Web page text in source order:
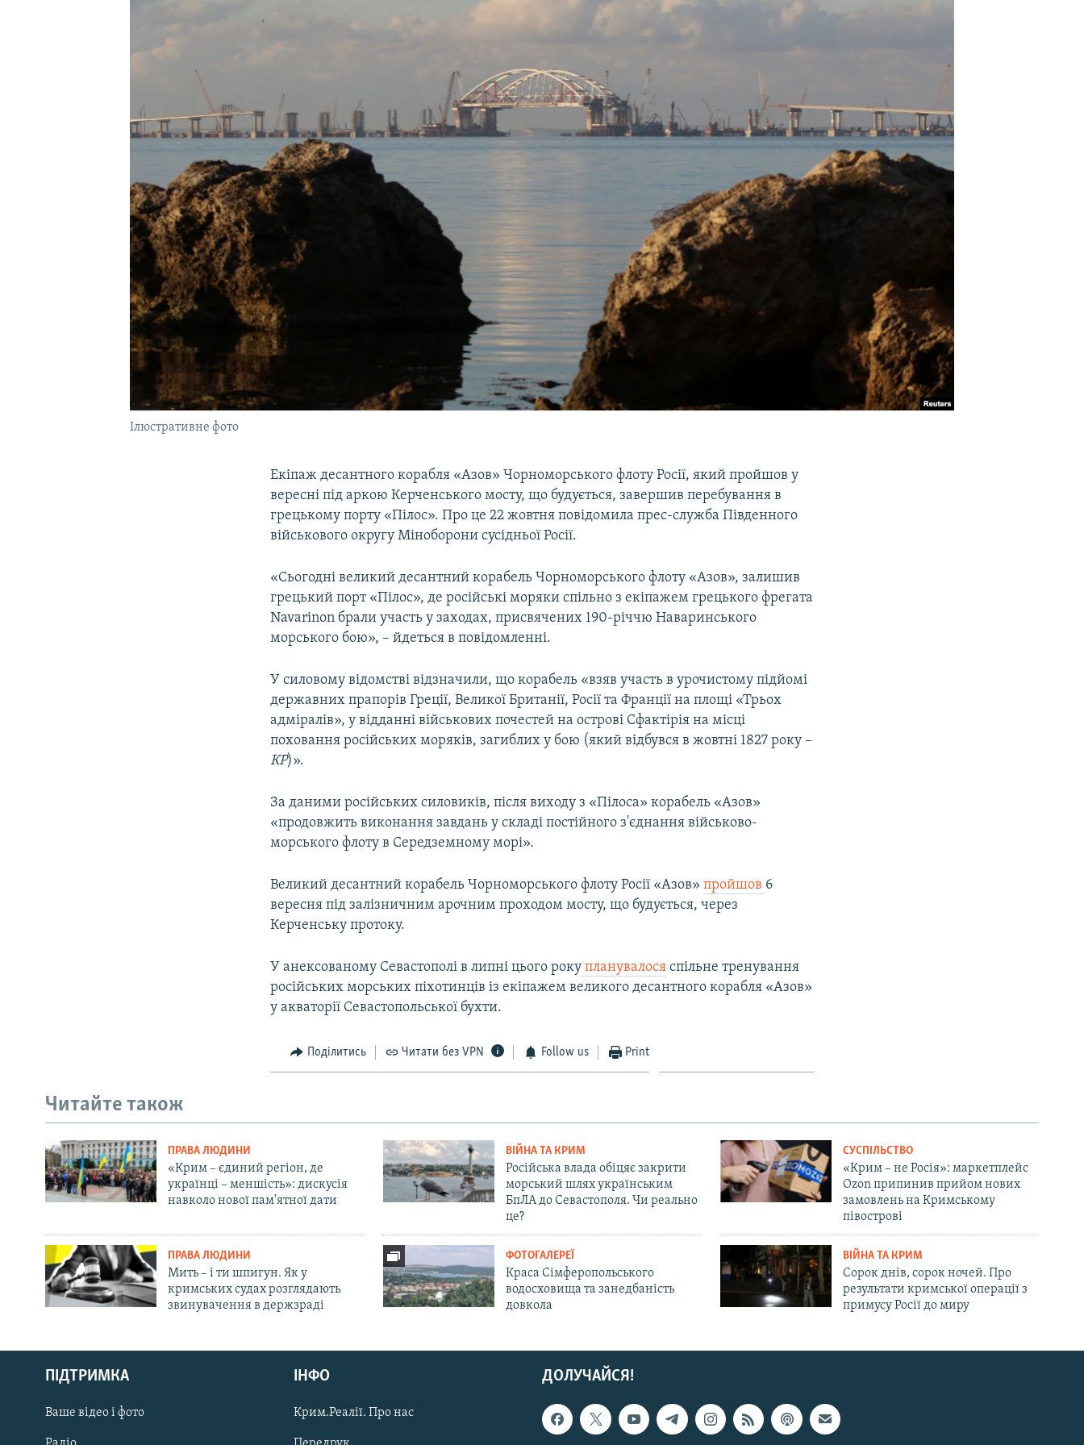
Русский
Qırımtatar
ДОЛУЧАЙСЯ!
Ілюстративне фото
Екіпаж десантного корабля «Азов» Чорноморського флоту Росії, який пройшов у
вересні під аркою Керченського мосту, що будується, завершив перебування в
грецькому порту «Пілос». Про це 22 жовтня повідомила прес-служба Південного
військового округу Міноборони сусідньої Росії.
«Сьогодні великий десантний корабель Чорноморського флоту «Азов», залишив
грецький порт «​Пілос»​, де російські моряки спільно з екіпажем грецького фрегата
Navarinon брали участь у заходах, присвячених 190-річчю Наваринського
морського бою», – йдеться в повідомленні.
У силовому відомстві відзначили, що корабель «взяв участь в урочистому підйомі
державних прапорів Греції, Великої Британії, Росії та Франції на площі «Трьох
адміралів», у відданні військових почестей на острові Сфактірія на місці
поховання російських моряків, загиблих у бою (який відбувся в жовтні 1827 року –
КР)».
За даними російських силовиків, після виходу з «Пілоса» корабель «Азов»
«продовжить виконання завдань у складі постійного з'єднання військово-
морського флоту в Середземному морі».
Великий десантний корабель Чорноморського флоту Росії «Азов»пройшов 6
вересня під залізничним арочним проходом мосту, що будується, через
Керченську протоку.
У анексованому Севастополі в липні цього року планувалося спільне тренування
російських морських піхотинців із екіпажем великого десантного корабля «Азов»
у акваторії Севастопольської бухти.
Поділитись Читати без VPN Follow us Print
Читайте також
ПРАВА ЛЮДИНИ
«Крим – єдиний регіон, де
українці – меншість»: дискусія
навколо нової пам'ятної дати
ВІЙНА ТА КРИМ
Російська влада обіцяє закрити
морський шлях українським
БпЛА до Севастополя. Чи реально
це?
СУСПІЛЬСТВО
«Крим – не Росія»: маркетплейс
Ozon припинив прийом нових
замовлень на Кримському
півострові
ПРАВА ЛЮДИНИ
Мить – і ти шпигун. Як у
кримських судах розглядають
звинувачення в держзраді
ФОТОГАЛЕРЕЇ
Краса Сімферопольського
водосховища та занедбаність
довкола
ВІЙНА ТА КРИМ
Сорок днів, сорок ночей. Про
результати кримської операції з
примусу Росії до миру
ДОЛУЧАЙСЯ!
ПІДТРИМКА
Ваше відео і фото
ІНФО
Крим.Реалії. Про нас